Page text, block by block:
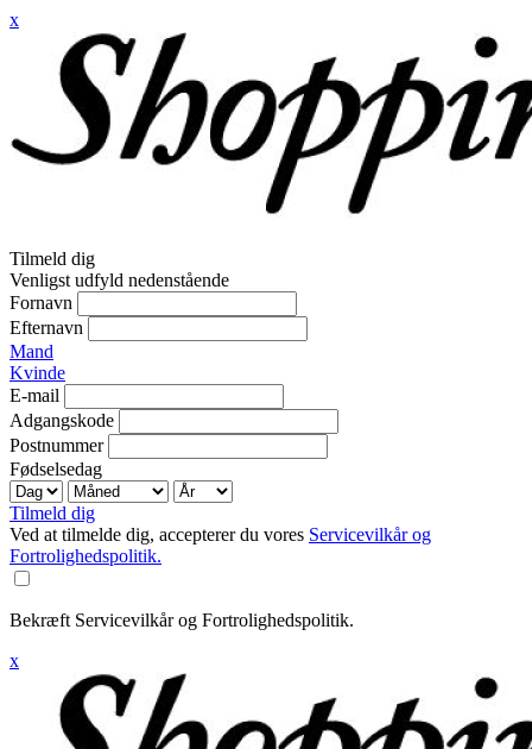
x
Tilmeld dig
Venligst udfyld nedenstående
Fornavn
Efternavn
Mand
Kvinde
E-mail
Adgangskode
Postnummer
Fødselsedag
Tilmeld dig
Ved at tilmelde dig, accepterer du vores Servicevilkår og
Fortrolighedspolitik.
Bekræft Servicevilkår og Fortrolighedspolitik.
x